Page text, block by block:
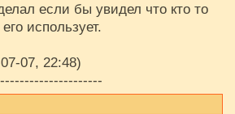
если бы увидел что кто то
использует.
07, 22:48)